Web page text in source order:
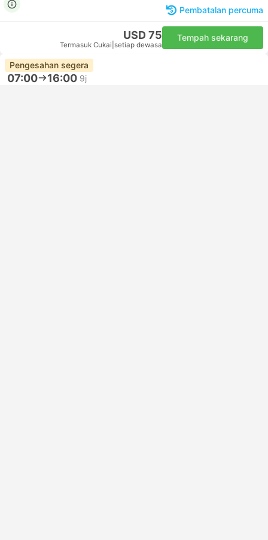
Pembatalan percuma
USD 75
Termasuk Cukai setiap dewasa
Tempah sekarang
Pengesahan segera
07:00 16:00 9j